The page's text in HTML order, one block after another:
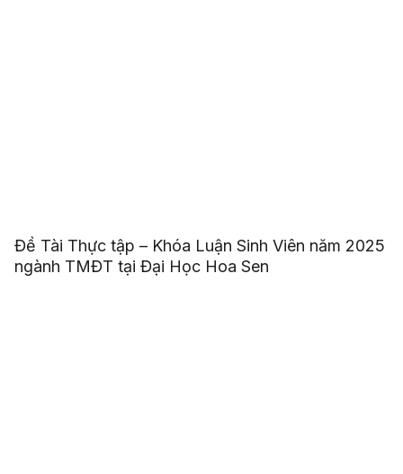
Đề Tài Thực tập – Khóa Luận Sinh Viên năm 2025
ngành TMĐT tại Đại Học Hoa Sen